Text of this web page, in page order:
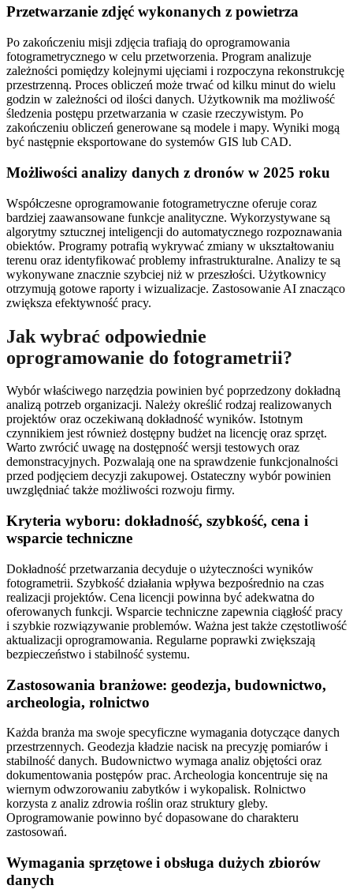
Przetwarzanie zdjęć wykonanych z powietrza
Po zakończeniu misji zdjęcia trafiają do oprogramowania
fotogrametrycznego w celu przetworzenia. Program analizuje
zależności pomiędzy kolejnymi ujęciami i rozpoczyna rekonstrukcję
przestrzenną. Proces obliczeń może trwać od kilku minut do wielu
godzin w zależności od ilości danych. Użytkownik ma możliwość
śledzenia postępu przetwarzania w czasie rzeczywistym. Po
zakończeniu obliczeń generowane są modele i mapy. Wyniki mogą
być następnie eksportowane do systemów GIS lub CAD.
Możliwości analizy danych z dronów w 2025 roku
Współczesne oprogramowanie fotogrametryczne oferuje coraz
bardziej zaawansowane funkcje analityczne. Wykorzystywane są
algorytmy sztucznej inteligencji do automatycznego rozpoznawania
obiektów. Programy potrafią wykrywać zmiany w ukształtowaniu
terenu oraz identyfikować problemy infrastrukturalne. Analizy te są
wykonywane znacznie szybciej niż w przeszłości. Użytkownicy
otrzymują gotowe raporty i wizualizacje. Zastosowanie AI znacząco
zwiększa efektywność pracy.
Jak wybrać odpowiednie
oprogramowanie do fotogrametrii?
Wybór właściwego narzędzia powinien być poprzedzony dokładną
analizą potrzeb organizacji. Należy określić rodzaj realizowanych
projektów oraz oczekiwaną dokładność wyników. Istotnym
czynnikiem jest również dostępny budżet na licencję oraz sprzęt.
Warto zwrócić uwagę na dostępność wersji testowych oraz
demonstracyjnych. Pozwalają one na sprawdzenie funkcjonalności
przed podjęciem decyzji zakupowej. Ostateczny wybór powinien
uwzględniać także możliwości rozwoju firmy.
Kryteria wyboru: dokładność, szybkość, cena i
wsparcie techniczne
Dokładność przetwarzania decyduje o użyteczności wyników
fotogrametrii. Szybkość działania wpływa bezpośrednio na czas
realizacji projektów. Cena licencji powinna być adekwatna do
oferowanych funkcji. Wsparcie techniczne zapewnia ciągłość pracy
i szybkie rozwiązywanie problemów. Ważna jest także częstotliwość
aktualizacji oprogramowania. Regularne poprawki zwiększają
bezpieczeństwo i stabilność systemu.
Zastosowania branżowe: geodezja, budownictwo,
archeologia, rolnictwo
Każda branża ma swoje specyficzne wymagania dotyczące danych
przestrzennych. Geodezja kładzie nacisk na precyzję pomiarów i
stabilność danych. Budownictwo wymaga analiz objętości oraz
dokumentowania postępów prac. Archeologia koncentruje się na
wiernym odwzorowaniu zabytków i wykopalisk. Rolnictwo
korzysta z analiz zdrowia roślin oraz struktury gleby.
Oprogramowanie powinno być dopasowane do charakteru
zastosowań.
Wymagania sprzętowe i obsługa dużych zbiorów
danych